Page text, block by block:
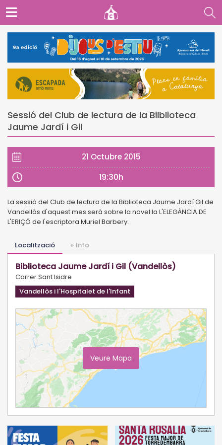
Sessió del Club de lectura de la Bilblioteca
Jaume Jardí i Gil
21 Octubre 2015
19:30h
La sessió del Club de lectura de la Biblioteca Jaume Jardí Gil de
Vandellòs d'aquest mes serà sobre la novel·la L'ELEGÀNCIA DE
L'ERIÇÓ de l'escriptora Muriel Barbery.
Localització + Info
Biblioteca Jaume Jardí i Gil (Vandellòs)
Carrer Sant Isidre
Vandellòs i l'Hospitalet de l'Infant
Veure Mapa